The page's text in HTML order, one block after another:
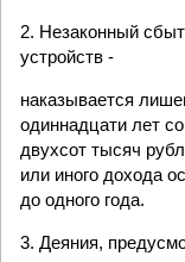
2. Незаконный
устройств -
наказывается
одиннадцати лет
двухсот тысяч
или иного дохода
до одного года.
3. Деяния,